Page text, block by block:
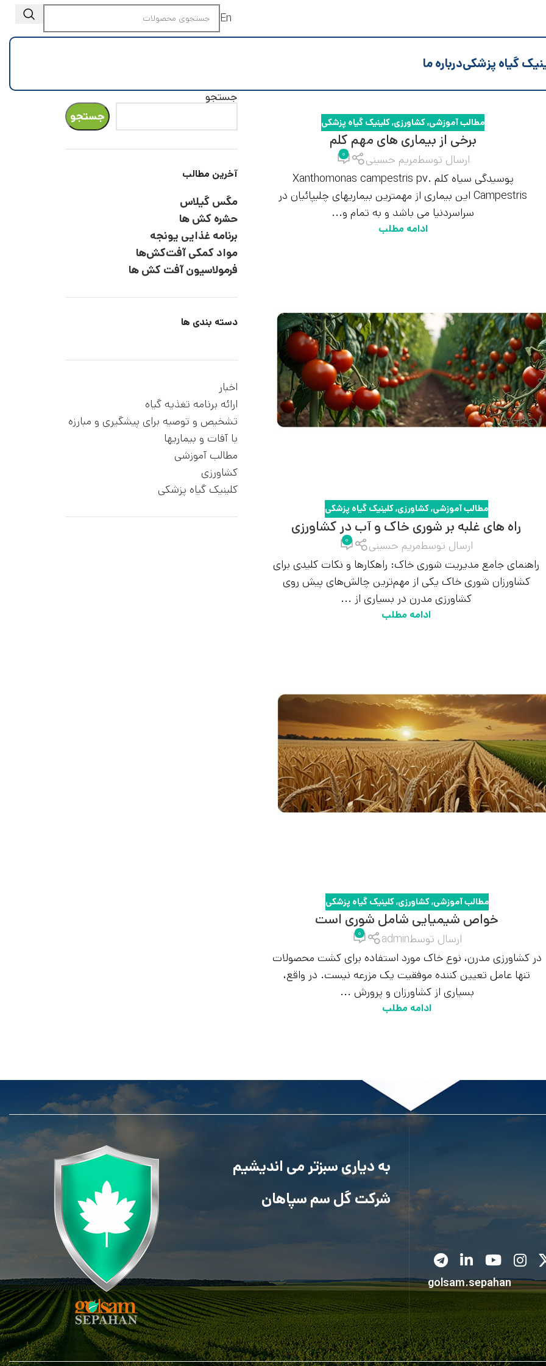
En
گیاه پزشکیدرباره ما
مطالب آموزشی,کشاورزی,کلینیک گیاه پزشکی
برخی از بیماری های مهم کلم
ارسال توسطمریم حسینی ۰
پوسیدگی سیاه کلم Xanthomonas campestris pv.
Campestris این بیماری از مهمترین بیماریهای چلیپائیان در
سراسردنیا می باشد و به تمام و...
ادامه مطلب
مطالب آموزشی,کشاورزی,کلینیک گیاه پزشکی
راه ‌های غلبه بر شوری خاک و آب در کشاورزی
ارسال توسطمریم حسینی ۰
راهنمای جامع مدیریت شوری خاک: راهکارها و نکات کلیدی برای
کشاورزان شوری خاک یکی از مهم‌ترین چالش‌های پیش روی
کشاورزی مدرن در بسیاری از ...
ادامه مطلب
مطالب آموزشی,کشاورزی,کلینیک گیاه پزشکی
خواص شیمیایی شامل شوری است
ارسال توسطadmin ۰
در کشاورزی مدرن، نوع خاک مورد استفاده برای کشت محصولات
تنها عامل تعیین کننده موفقیت یک مزرعه نیست. در واقع،
بسیاری از کشاورزان و پرورش ...
ادامه مطلب
جستجو
جستجو
آخرین مطالب
مگس گیلاس
حشره کش ها
برنامه غذایی یونجه
مواد کمکی آفت‌کش‌ها
فرمولاسیون آفت کش ها
دسته بندی ها
اخبار
ارائه برنامه تغذیه گیاه
تشخیص و توصیه برای پیشگیری و مبارزه
با آفات و بیماریها
مطالب آموزشی
کشاورزی
کلینیک گیاه پزشکی
به دیاری سبزتر می اندیشیم
شرکت گل سم سپاهان
golsam.sepahan